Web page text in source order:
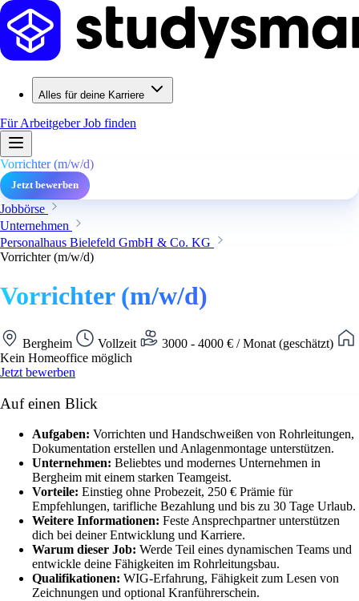
Alles für deine Karriere
Für ArbeitgeberJob finden
Vorrichter (m/w/d)
Jetzt bewerben
Jobbörse
Unternehmen
Personalhaus Bielefeld GmbH & Co. KG
Vorrichter (m/w/d)
Vorrichter (m/w/d)
Bergheim Vollzeit
3000 - 4000 € / Monat (geschätzt)
Kein Homeoffice möglich
Jetzt bewerben
Auf einen Blick
Aufgaben: Vorrichten und Handschweißen von Rohrleitungen,
Dokumentation erstellen und Anlagenmontage unterstützen.
Unternehmen: Beliebtes und modernes Unternehmen in
Bergheim mit einem starken Teamgeist.
Vorteile: Einstieg ohne Probezeit, 250 € Prämie für
Empfehlungen, tarifliche Bezahlung und bis zu 30 Tage Urlaub.
Weitere Informationen: Feste Ansprechpartner unterstützen
dich bei deiner Entwicklung und Karriere.
Warum dieser Job: Werde Teil eines dynamischen Teams und
entwickle deine Fähigkeiten im Rohrleitungsbau.
Qualifikationen: WIG-Erfahrung, Fähigkeit zum Lesen von
Zeichnungen und optional Kranführerschein.